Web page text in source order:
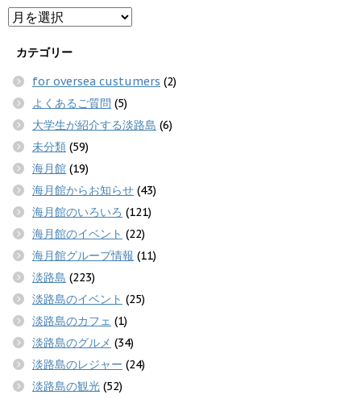
カテゴリー
for oversea custumers (2)
よくあるご質問 (5)
大学生が紹介する淡路島 (6)
未分類 (59)
海月館 (19)
海月館からお知らせ (43)
海月館のいろいろ (121)
海月館のイベント (22)
海月館グループ情報 (11)
淡路島 (223)
淡路島のイベント (25)
淡路島のカフェ (1)
淡路島のグルメ (34)
淡路島のレジャー (24)
淡路島の観光 (52)